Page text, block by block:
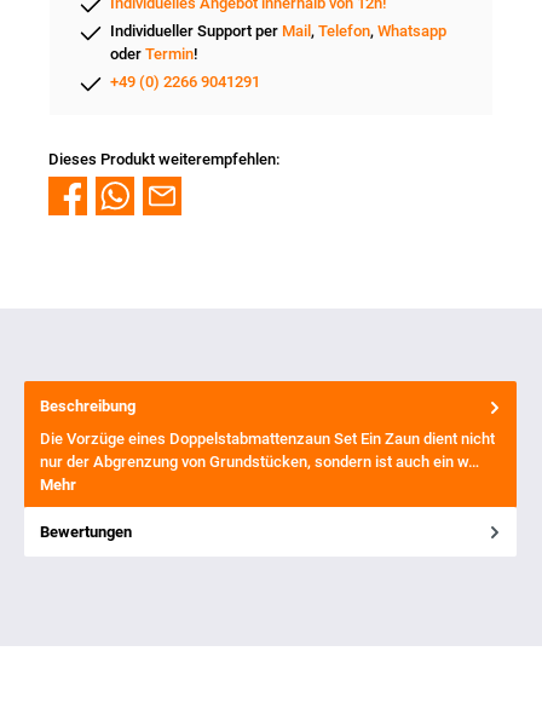
Individueller Support per Mail , Telefon, Whatsapp
oder Termin!
+49 (0) 2266 9041291
Dieses Produkt weiterempfehlen:
Beschreibung
Die Vorzüge eines Doppelstabmattenzaun Set Ein Zaun dient nicht
nur der Abgrenzung von Grundstücken, sondern ist auch ein w…
Mehr
Bewertungen